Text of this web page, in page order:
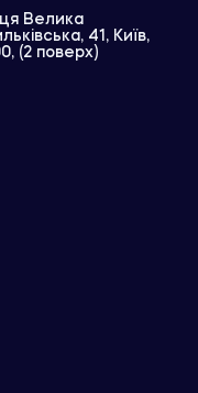
Велика
41, Київ,
(2 поверх)